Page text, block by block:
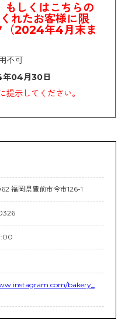
もしくはこちらの
れたお客様に限
（2024年4月末ま
不可
年04月30日
提示してください。
福岡県豊前市今市126-1
bakery_